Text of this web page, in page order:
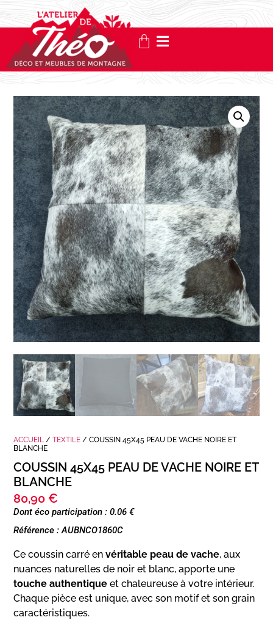
ACCUEIL /TEXTILE / COUSSIN 45X45 PEAU DE VACHE NOIRE ET
BLANCHE
COUSSIN 45X45 PEAU DE VACHE NOIRE ET
BLANCHE
80,90 €
Dont éco participation : 0.06 €
Référence : AUBNCO1860C
Ce coussin carré envéritable peau de vache, aux
nuances naturelles de noir et blanc, apporte une
touche authentique et chaleureuse à votre intérieur.
Chaque pièce est unique, avec son motif et son grain
caractéristiques.